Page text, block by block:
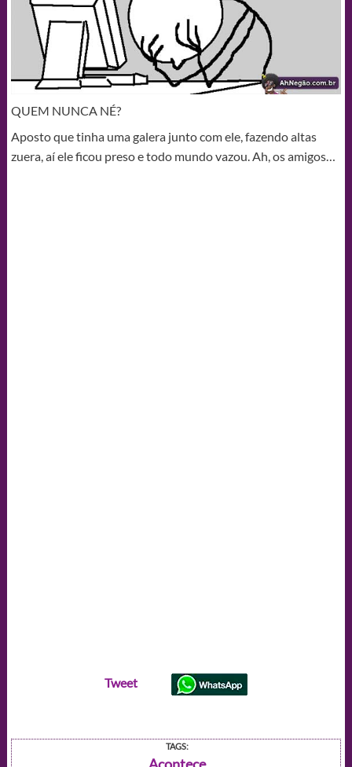
QUEM NUNCA NÉ?
Aposto que tinha uma galera junto com ele, fazendo altas
zuera, aí ele ficou preso e todo mundo vazou. Ah, os amigos…
Tweet
TAGS: